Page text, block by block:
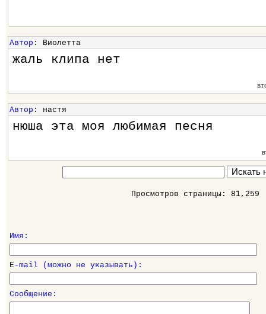
Автор : Виолетта
жаль клипа нет
Автор : настя
нюша эта моя любимая песня
Просмотров страницы: 81,259
Имя:
E-mail (можно не указывать):
Сообщение: